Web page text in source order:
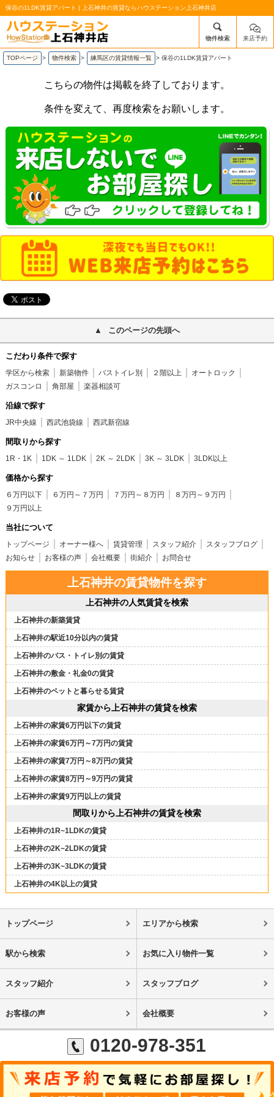
保谷の1LDK賃貸アパート | 上石神井の賃貸ならハウステーション上石神井店
/mobile_img/head-logo.png
物件検索 来店予約
TOPページ > 物件検索 > 練馬区の賃貸情報一覧 > 保谷の1LDK賃貸アパート
こちらの物件は掲載を終了しております。
条件を変えて、再度検索をお願いします。
このページの先頭へ
こだわり条件で探す
学区から検索 新築物件 バストイレ別 ２階以上
オートロック
ガスコンロ
角部屋 楽器相談可
沿線で探す
JR中央線 西武池袋線 西武新宿線
間取りから探す
1R・1K 1DK ～ 1LDK 2K ～ 2LDK 3K ～ 3LDK 3LDK以上
価格から探す
６万円以下 ６万円～７万円 ７万円～８万円
８万円～９万円
９万円以上
当社について
トップページ オーナー様へ 賃貸管理 スタッフ紹介
スタッフブログ
お知らせ
お客様の声 会社概要 街紹介 お問合せ
上石神井の賃貸物件を探す
上石神井の人気賃貸を検索
上石神井の新築賃貸
上石神井の駅近10分以内の賃貸
上石神井のバス・トイレ別の賃貸
上石神井の敷金・礼金0の賃貸
上石神井のペットと暮らせる賃貸
家賃から上石神井の賃貸を検索
上石神井の家賃6万円以下の賃貸
上石神井の家賃6万円～7万円の賃貸
上石神井の家賃7万円～8万円の賃貸
上石神井の家賃8万円～9万円の賃貸
上石神井の家賃9万円以上の賃貸
間取りから上石神井の賃貸を検索
上石神井の1R~1LDKの賃貸
上石神井の2K~2LDKの賃貸
上石神井の3K~3LDKの賃貸
上石神井の4K以上の賃貸
トップページ エリアから検索
駅から検索 お気に入り物件一覧
スタッフ紹介 スタッフブログ
お客様の声 会社概要
0120-978-351